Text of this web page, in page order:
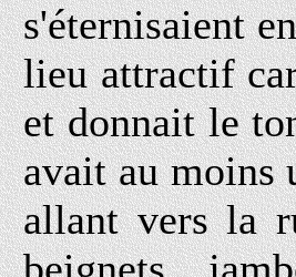
s'éternisaient
lieu attractif
et donnait le
avait au moins
allant vers la